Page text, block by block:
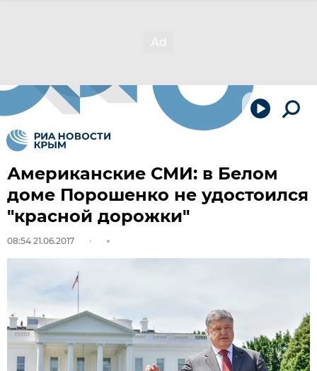
Американские СМИ: в Белом
доме Порошенко не удостоился
"красной дорожки"
08:54 21.06.2017